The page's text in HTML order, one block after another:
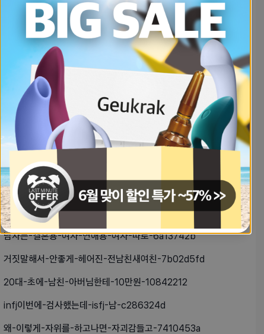
어제-남친이-성적인-은어를-내-앞에서-d7fcfd99
내가-75F인데축소술-해본사람-있어많-8691e494
이거-남자친구랑-커플티로-샀는데-어때-db9b2a0f
연락오고-날-좋아하는-거로-보이는-사-e4fc810a
남자친구랑-헤어졌어-정말-많이-행복했-4ba770b1
남자들은-질-안에-넣으면-무슨-느낌일-8868e425
피임약-먹고-콘돔도-사용해서-첫경험했-c79453f
스킨십끝까지-다-섹스도-하고싶은데-키-648bfc31
우리-집이-좀-많이-잘사는-편이고-남-65cbd1d8
소개팅-했는데-내스타일은-아니야-근데-2792841a
남자는-결혼용-여자-연애용-여자-따로-6a13742b
거짓말해서-안좋게-헤어진-전남친새여친-7b02d5fd
20대-초에-남친-아버님한테-10만원-10842212
infj이번에-검사했는데-isfj-남-c286324d
왜-이렇게-자위를-하고나면-자괴감들고-7410453a